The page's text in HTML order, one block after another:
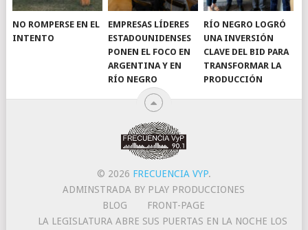
NO ROMPERSE EN EL
INTENTO
EMPRESAS LÍDERES
ESTADOUNIDENSES
PONEN EL FOCO EN
ARGENTINA Y EN
RÍO NEGRO
RÍO NEGRO LOGRÓ
UNA INVERSIÓN
CLAVE DEL BID PARA
TRANSFORMAR LA
PRODUCCIÓN
© 2026 FRECUENCIA VYP.
ADMINSTRADA BY PLAY PRODUCCIONES
BLOG
FRONT-PAGE
LA LEGISLATURA ABRE SUS PUERTAS EN LA NOCHE LOS